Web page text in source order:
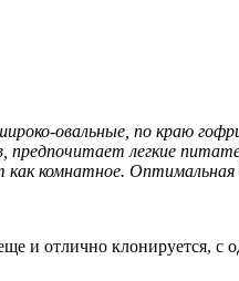
овальные, по краю
предпочитает легкие
комнатное.
отлично клонируется, с